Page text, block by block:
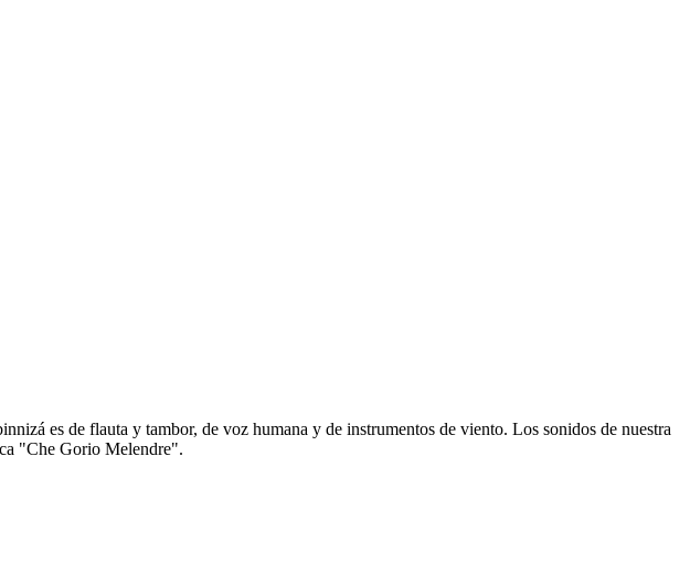
es de flauta y tambor, de voz humana y de instrumentos de viento. Los sonidos de nuestra
"Che Gorio Melendre".